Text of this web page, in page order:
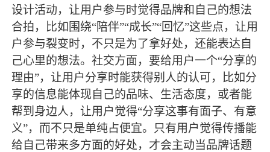
设计活动，让用户参与时觉得品牌和自己的想法
合拍，比如围绕“陪伴”“成长”“回忆”这些点，让用
户参与裂变时，不只是为了拿好处，还能表达自
己心里的想法。社交方面，要给用户一个“分享的
理由”，让用户分享时能获得别人的认可，比如分
享的信息能体现自己的品味、生活态度，或者能
帮到身边人，让用户觉得“分享这事有面子、有意
义”，而不只是单纯占便宜。只有用户觉得传播能
给自己带来多方面的好处，才会主动当品牌话题